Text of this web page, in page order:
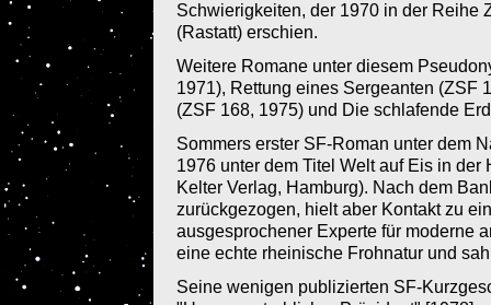
Schwierigkeiten, der 1970 in der Reihe
(Rastatt) erschien.
Weitere Romane unter diesem
1971), Rettung eines Sergeanten (ZSF
(ZSF 168, 1975) und Die schlafende
Sommers erster SF-Roman unter dem
1976 unter dem Titel Welt auf Eis in der
Kelter Verlag, Hamburg). Nach dem
zurückgezogen, hielt aber Kontakt zu
ausgesprochener Experte für moderne
eine echte rheinische Frohnatur und
Seine wenigen publizierten SF-